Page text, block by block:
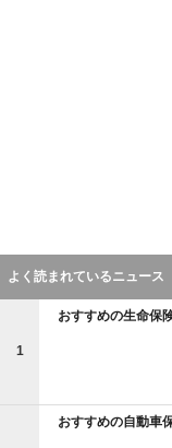
よく読まれているニュース
1
おすすめの生命保
おすすめの自動車